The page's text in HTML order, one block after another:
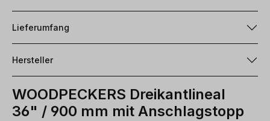
Lieferumfang
Hersteller
WOODPECKERS Dreikantlineal
36" / 900 mm mit Anschlagstopp